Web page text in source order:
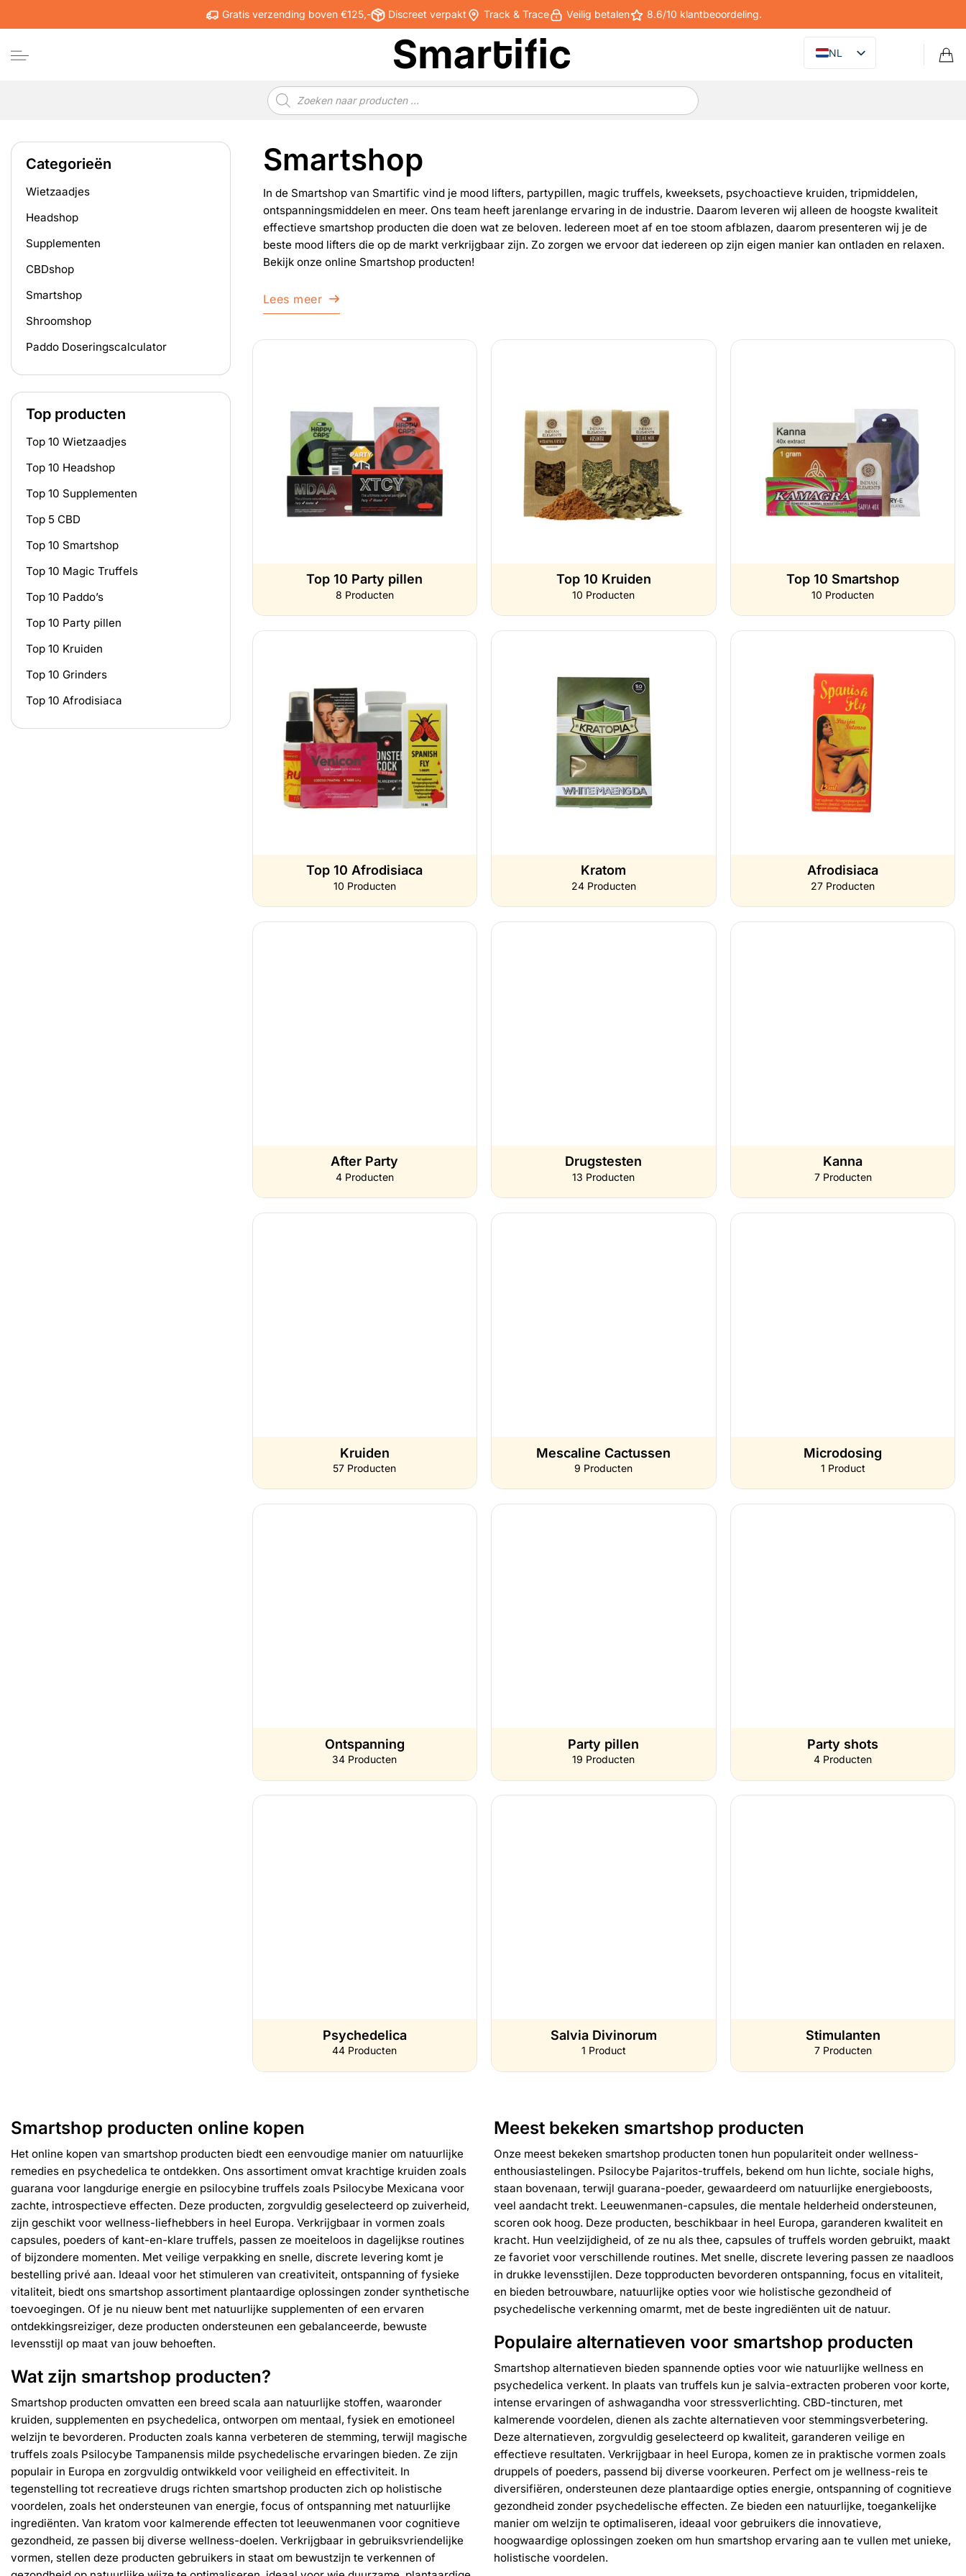
Gratis verzending boven €125,- Discreet verpakt Track & Trace Veilig betalen 8.6/10 klantbeoordeling.
NL
Producten
zoeken
Categorieën
Wietzaadjes
Headshop
Supplementen
CBDshop
Smartshop
Shroomshop
Paddo Doseringscalculator
Top producten
Top 10 Wietzaadjes
Top 10 Headshop
Top 10 Supplementen
Top 5 CBD
Top 10 Smartshop
Top 10 Magic Truffels
Top 10 Paddo’s
Top 10 Party pillen
Top 10 Kruiden
Top 10 Grinders
Top 10 Afrodisiaca
Smartshop
In de Smartshop van Smartific vind je mood lifters, partypillen, magic truffels, kweeksets, psychoactieve kruiden, tripmiddelen,
ontspanningsmiddelen en meer. Ons team heeft jarenlange ervaring in de industrie. Daarom leveren wij alleen de hoogste kwaliteit
effectieve smartshop producten die doen wat ze beloven. Iedereen moet af en toe stoom afblazen, daarom presenteren wij je de
beste mood lifters die op de markt verkrijgbaar zijn. Zo zorgen we ervoor dat iedereen op zijn eigen manier kan ontladen en relaxen.
Bekijk onze online Smartshop producten!
Lees meer
Top 10 Party pillen
8 Producten
Top 10 Kruiden
10 Producten
Top 10 Smartshop
10 Producten
Top 10 Afrodisiaca
10 Producten
Kratom
24 Producten
Afrodisiaca
27 Producten
After Party
4 Producten
Drugstesten
13 Producten
Kanna
7 Producten
Kruiden
57 Producten
Mescaline Cactussen
9 Producten
Microdosing
1 Product
Ontspanning
34 Producten
Party pillen
19 Producten
Party shots
4 Producten
Psychedelica
44 Producten
Salvia Divinorum
1 Product
Stimulanten
7 Producten
Smartshop producten online kopen
Het online kopen van smartshop producten biedt een eenvoudige manier om natuurlijke
remedies en psychedelica te ontdekken. Ons assortiment omvat krachtige kruiden zoals
guarana voor langdurige energie en psilocybine truffels zoals Psilocybe Mexicana voor
zachte, introspectieve effecten. Deze producten, zorgvuldig geselecteerd op zuiverheid,
zijn geschikt voor wellness-liefhebbers in heel Europa. Verkrijgbaar in vormen zoals
capsules, poeders of kant-en-klare truffels, passen ze moeiteloos in dagelijkse routines
of bijzondere momenten. Met veilige verpakking en snelle, discrete levering komt je
bestelling privé aan. Ideaal voor het stimuleren van creativiteit, ontspanning of fysieke
vitaliteit, biedt ons smartshop assortiment plantaardige oplossingen zonder synthetische
toevoegingen. Of je nu nieuw bent met natuurlijke supplementen of een ervaren
ontdekkingsreiziger, deze producten ondersteunen een gebalanceerde, bewuste
levensstijl op maat van jouw behoeften.
Wat zijn smartshop producten?
Smartshop producten omvatten een breed scala aan natuurlijke stoffen, waaronder
kruiden, supplementen en psychedelica, ontworpen om mentaal, fysiek en emotioneel
welzijn te bevorderen. Producten zoals kanna verbeteren de stemming, terwijl magische
truffels zoals Psilocybe Tampanensis milde psychedelische ervaringen bieden. Ze zijn
populair in Europa en zorgvuldig ontwikkeld voor veiligheid en effectiviteit. In
tegenstelling tot recreatieve drugs richten smartshop producten zich op holistische
voordelen, zoals het ondersteunen van energie, focus of ontspanning met natuurlijke
ingrediënten. Van kratom voor kalmerende effecten tot leeuwenmanen voor cognitieve
gezondheid, ze passen bij diverse wellness-doelen. Verkrijgbaar in gebruiksvriendelijke
vormen, stellen deze producten gebruikers in staat om bewustzijn te verkennen of
Meest bekeken smartshop producten
Onze meest bekeken smartshop producten tonen hun populariteit onder wellness-
enthousiastelingen. Psilocybe Pajaritos-truffels, bekend om hun lichte, sociale highs,
staan bovenaan, terwijl guarana-poeder, gewaardeerd om natuurlijke energieboosts,
veel aandacht trekt. Leeuwenmanen-capsules, die mentale helderheid ondersteunen,
scoren ook hoog. Deze producten, beschikbaar in heel Europa, garanderen kwaliteit en
kracht. Hun veelzijdigheid, of ze nu als thee, capsules of truffels worden gebruikt, maakt
ze favoriet voor verschillende routines. Met snelle, discrete levering passen ze naadloos
in drukke levensstijlen. Deze topproducten bevorderen ontspanning, focus en vitaliteit,
en bieden betrouwbare, natuurlijke opties voor wie holistische gezondheid of
psychedelische verkenning omarmt, met de beste ingrediënten uit de natuur.
Populaire alternatieven voor smartshop producten
Smartshop alternatieven bieden spannende opties voor wie natuurlijke wellness en
psychedelica verkent. In plaats van truffels kun je salvia-extracten proberen voor korte,
intense ervaringen of ashwagandha voor stressverlichting. CBD-tincturen, met
kalmerende voordelen, dienen als zachte alternatieven voor stemmingsverbetering.
Deze alternatieven, zorgvuldig geselecteerd op kwaliteit, garanderen veilige en
effectieve resultaten. Verkrijgbaar in heel Europa, komen ze in praktische vormen zoals
druppels of poeders, passend bij diverse voorkeuren. Perfect om je wellness-reis te
diversifiëren, ondersteunen deze plantaardige opties energie, ontspanning of cognitieve
gezondheid zonder psychedelische effecten. Ze bieden een natuurlijke, toegankelijke
manier om welzijn te optimaliseren, ideaal voor gebruikers die innovatieve,
hoogwaardige oplossingen zoeken om hun smartshop ervaring aan te vullen met unieke,
holistische voordelen.